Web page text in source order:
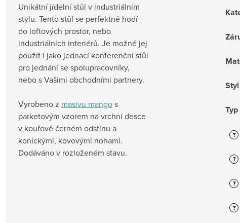
Unikátní jídelní stůl v industriálním
stylu. Tento stůl se perfektně hodí
do loftových prostor, nebo
industriálních interiérů. Je možné jej
použít i jako jednací konferenční stůl
pro jednání se spolupracovníky,
nebo s Vašimi obchodními partnery.
Vyrobeno z masivu mangos
parketovým vzorem na vrchní desce
v kouřově černém odstínu a
konickými, kovovými nohami.
Dodáváno v rozloženém stavu.
?
?
?
?